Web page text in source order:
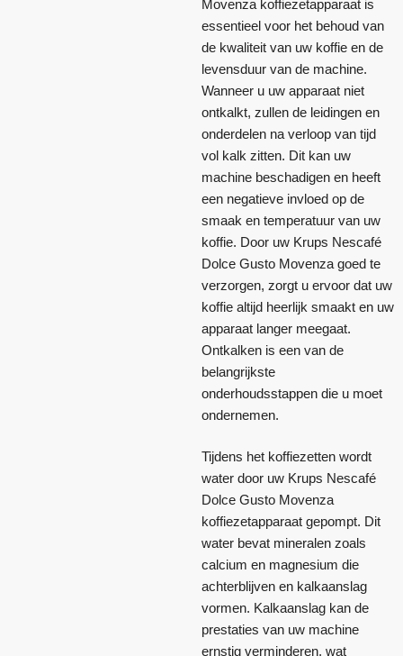
Movenza koffiezetapparaat is
essentieel voor het behoud van
de kwaliteit van uw koffie en de
levensduur van de machine.
Wanneer u uw apparaat niet
ontkalkt, zullen de leidingen en
onderdelen na verloop van tijd
vol kalk zitten. Dit kan uw
machine beschadigen en heeft
een negatieve invloed op de
smaak en temperatuur van uw
koffie. Door uw Krups Nescafé
Dolce Gusto Movenza goed te
verzorgen, zorgt u ervoor dat uw
koffie altijd heerlijk smaakt en uw
apparaat langer meegaat.
Ontkalken is een van de
belangrijkste
onderhoudsstappen die u moet
ondernemen.
Tijdens het koffiezetten wordt
water door uw Krups Nescafé
Dolce Gusto Movenza
koffiezetapparaat gepompt. Dit
water bevat mineralen zoals
calcium en magnesium die
achterblijven en kalkaanslag
vormen. Kalkaanslag kan de
prestaties van uw machine
ernstig verminderen, wat